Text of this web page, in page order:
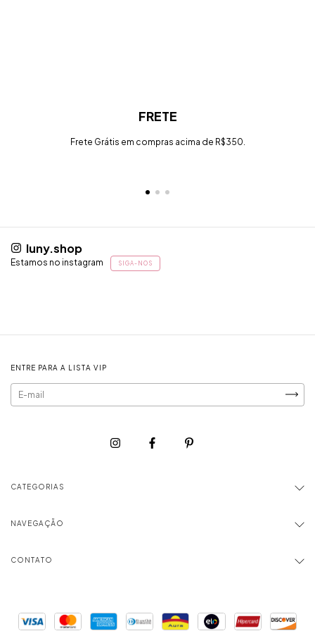
FRETE
Frete Grátis em compras acima de R$350.
luny.shop
Estamos no instagram SIGA-NOS
ENTRE PARA A LISTA VIP
CATEGORIAS
NAVEGAÇÃO
CONTATO